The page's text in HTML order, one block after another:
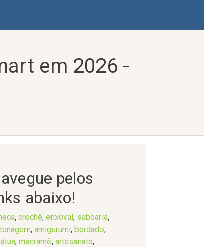
em 2026 -
pelos
abaixo!
, crochê, enxoval, saboaria,
, amigurumi, bordado,
, macramê, artesanato,